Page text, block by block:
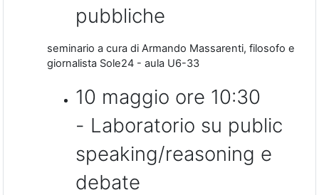
pubbliche
seminario a cura di Armando Massarenti, filosofo e
giornalista Sole24 - aula U6-33
10 maggio ore 10:30
- Laboratorio su public
speaking/reasoning e
debate